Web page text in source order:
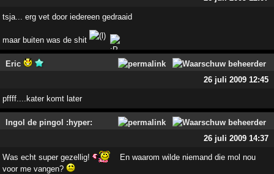
tsja... erg vet door iedereen gedraaid
maar buiten was de shit
Eric
26 juli 2009 12:45
pffff....kater komt later
Ingol de pingol :hyper:
26 juli 2009 14:37
Was echt super gezellig!
En waarom wilde niemand die mol nou
voor me vangen?